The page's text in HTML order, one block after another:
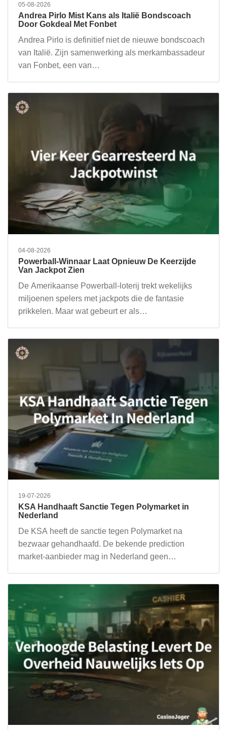
05-08-2026
Andrea Pirlo Mist Kans als Italië Bondscoach
Door Gokdeal Met Fonbet
Andrea Pirlo is definitief niet de nieuwe bondscoach
van Italië. Zijn samenwerking als merkambassadeur
van Fonbet, een van…
04-08-2026
Powerball-Winnaar Laat Opnieuw De Keerzijde
Van Jackpot Zien
De Amerikaanse Powerball-loterij trekt wekelijks
miljoenen spelers met jackpots die de fantasie
prikkelen. Maar wat gebeurt er als…
19-07-2026
KSA Handhaaft Sanctie Tegen Polymarket in
Nederland
De KSA heeft de sanctie tegen Polymarket na
bezwaar gehandhaafd. De bekende prediction
market-aanbieder mag in Nederland geen…